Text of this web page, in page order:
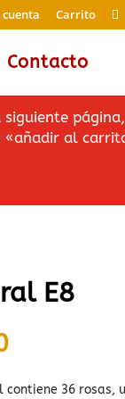
cuenta Carrito
Contacto
«añadir al
E8
contiene 36 rosas,